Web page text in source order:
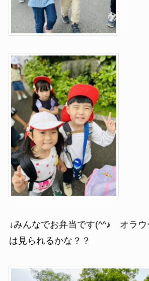
↓みんなでお弁当です(^^♪ オラウ
は見られるかな？？